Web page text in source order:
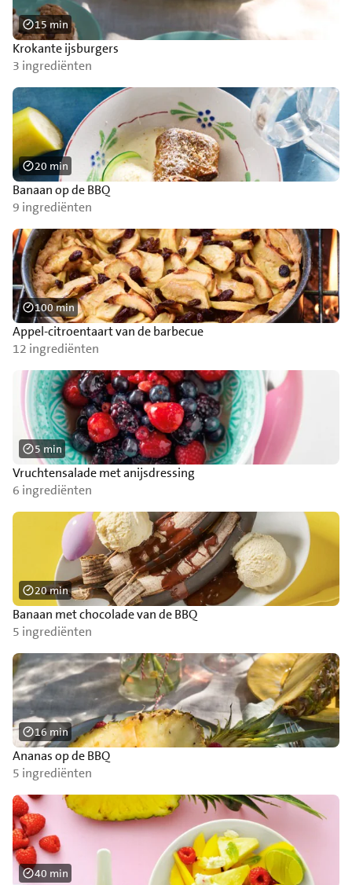
Krokante ijsburgers
3 ingrediënten
15 min
Banaan op de BBQ
9 ingrediënten
20 min
Appel-citroentaart van de barbecue
12 ingrediënten
100 min
Vruchtensalade met anijsdressing
6 ingrediënten
5 min
Banaan met chocolade van de BBQ
5 ingrediënten
20 min
Ananas op de BBQ
5 ingrediënten
16 min
40 min